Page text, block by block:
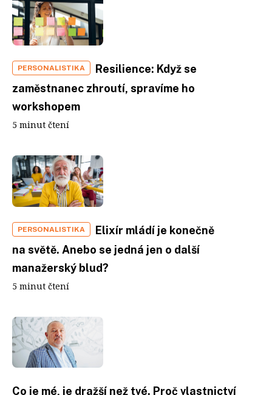
PERSONALISTIKA
Resilience: Když se
zaměstnanec zhroutí, spravíme ho
workshopem
5 minut čtení
PERSONALISTIKA
Elixír mládí je konečně
na světě. Anebo se jedná jen o další
manažerský blud?
5 minut čtení
Co je mé, je dražší než tvé. Proč vlastnictví